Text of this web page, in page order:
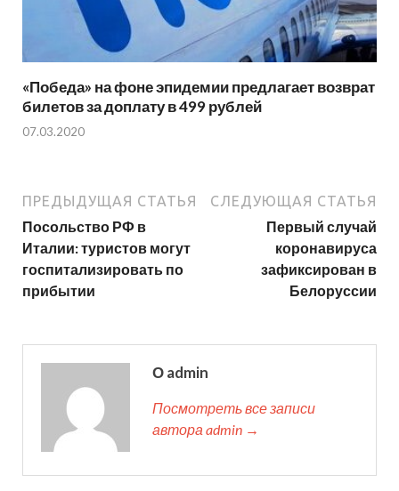
«Победа» на фоне эпидемии предлагает возврат
билетов за доплату в 499 рублей
07.03.2020
ПРЕДЫДУЩАЯ СТАТЬЯ
Посольство РФ в
Италии: туристов могут
госпитализировать по
прибытии
СЛЕДУЮЩАЯ СТАТЬЯ
Первый случай
коронавируса
зафиксирован в
Белоруссии
О admin
Посмотреть все записи
автора admin →